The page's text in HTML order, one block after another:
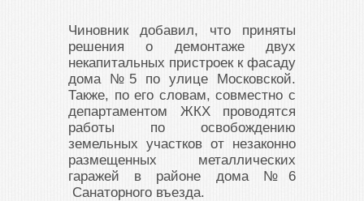
Чиновник добавил, что приняты
решения о демонтаже двух
некапитальных пристроек к фасаду
дома №5 по улице Московской.
Также, по его словам, совместно с
департаментом ЖКХ проводятся
работы по освобождению
земельных участков от незаконно
размещенных металлических
гаражей в районе дома №6
Санаторного въезда.